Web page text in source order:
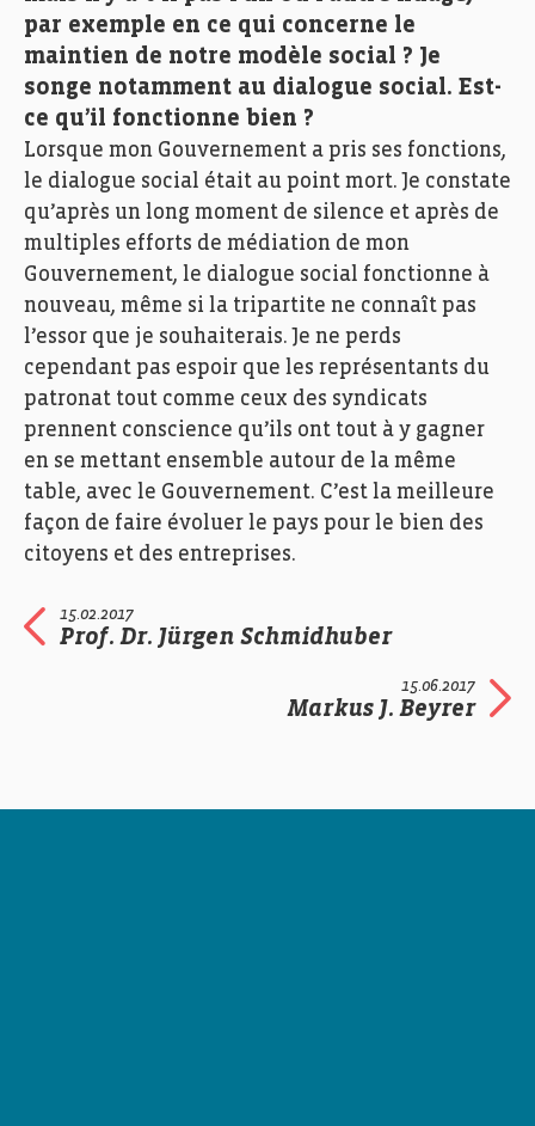
par exemple en ce qui concerne le
maintien de notre modèle social ? Je
songe notamment au dialogue social. Est-
ce qu’il fonctionne bien ?
Lorsque mon Gouvernement a pris ses fonctions,
le dialogue social était au point mort. Je constate
qu’après un long moment de silence et après de
multiples efforts de médiation de mon
Gouvernement, le dialogue social fonctionne à
nouveau, même si la tripartite ne connaît pas
l’essor que je souhaiterais. Je ne perds
cependant pas espoir que les représentants du
patronat tout comme ceux des syndicats
prennent conscience qu’ils ont tout à y gagner
en se mettant ensemble autour de la même
table, avec le Gouvernement. C’est la meilleure
façon de faire évoluer le pays pour le bien des
citoyens et des entreprises.
15.02.2017
Prof. Dr. Jürgen Schmidhuber
15.06.2017
Markus J. Beyrer